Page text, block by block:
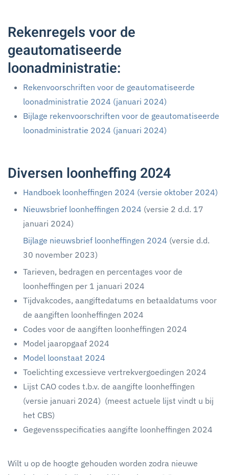
Rekenregels voor de
geautomatiseerde
loonadministratie:
Rekenvoorschriften voor de geautomatiseerde
loonadministratie 2024 (januari 2024)
Bijlage rekenvoorschriften voor de geautomatiseerde
loonadministratie 2024 (januari 2024)
Diversen loonheffing 2024
Handboek loonheffingen 2024 (versie oktober 2024)
Nieuwsbrief loonheffingen 2024 (versie 2 d.d. 17
januari 2024)
Bijlage nieuwsbrief loonheffingen 2024 (versie d.d.
30 november 2023)
Tarieven, bedragen en percentages voor de
loonheffingen per 1 januari 2024
Tijdvakcodes, aangiftedatums en betaaldatums voor
de aangiften loonheffingen 2024
Codes voor de aangiften loonheffingen 2024
Model jaaropgaaf 2024
Model loonstaat 2024
Toelichting excessieve vertrekvergoedingen 2024
Lijst CAO codes t.b.v. de aangifte loonheffingen
(versie januari 2024) (meest actuele lijst vindt u bij
het CBS)
Gegevensspecificaties aangifte loonheffingen 2024
Wilt u op de hoogte gehouden worden zodra nieuwe